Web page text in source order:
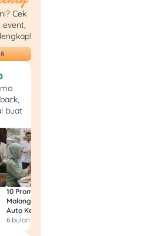
Cek
event,
buat
10 Promo Bukber Hotel
Malang 2026: Start 75rb,
Auto Kenyang!
6 bulan yang lalu